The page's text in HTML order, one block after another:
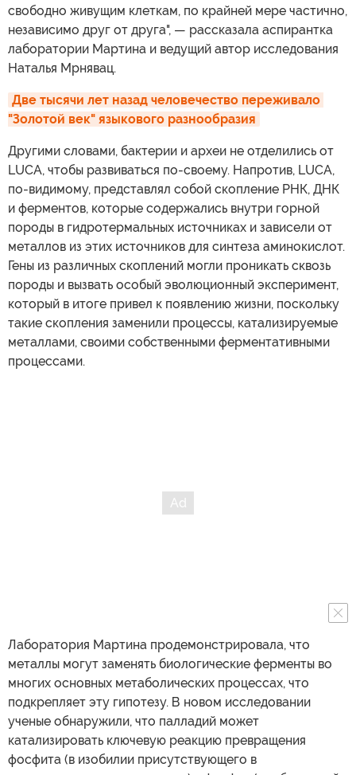
свободно живущим клеткам, по крайней мере частично,
независимо друг от друга", — рассказала аспирантка
лаборатории Мартина и ведущий автор исследования
Наталья Мрнявац.
Две тысячи лет назад человечество переживало
"Золотой век" языкового разнообразия
Другими словами, бактерии и археи не отделились от
LUCA, чтобы развиваться по-своему. Напротив, LUCA,
по-видимому, представлял собой скопление РНК, ДНК
и ферментов, которые содержались внутри горной
породы в гидротермальных источниках и зависели от
металлов из этих источников для синтеза аминокислот.
Гены из различных скоплений могли проникать сквозь
породы и вызвать особый эволюционный эксперимент,
который в итоге привел к появлению жизни, поскольку
такие скопления заменили процессы, катализируемые
металлами, своими собственными ферментативными
процессами.
Лаборатория Мартина продемонстрировала, что
металлы могут заменять биологические ферменты во
многих основных метаболических процессах, что
подкрепляет эту гипотезу. В новом исследовании
ученые обнаружили, что палладий может
катализировать ключевую реакцию превращения
фосфита (в изобилии присутствующего в